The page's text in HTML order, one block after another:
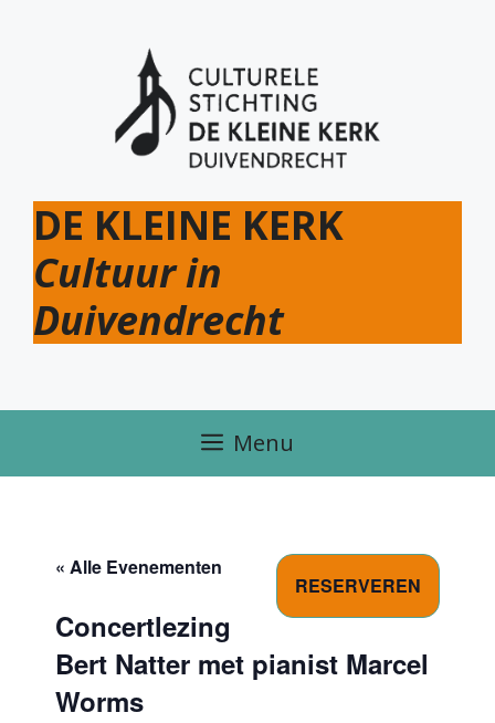
DE KLEINE KERK
Cultuur in
Duivendrecht
Menu
« Alle Evenementen
RESERVEREN
Concertlezing
Bert Natter met pianist Marcel
Worms